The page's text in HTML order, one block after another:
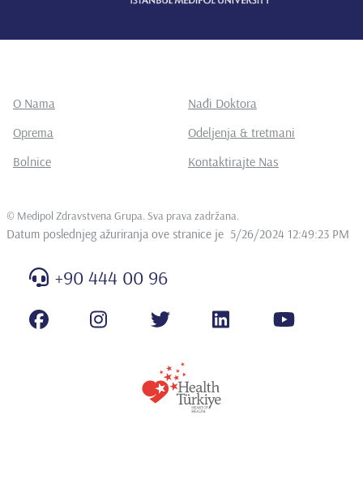
O Nama
Nađi Doktora
Oprema
Odeljenja & tretmani
Bolnice
Kontaktirajte Nas
© Medipol Zdravstvena Grupa. Sva prava zadržana.
Datum poslednjeg ažuriranja ove stranice je 5/26/2024 12:49:23 PM
+90 444 00 96